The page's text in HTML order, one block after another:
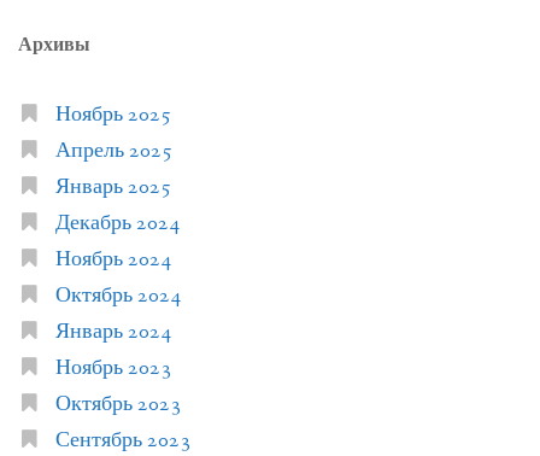
Архивы
Ноябрь 2025
Апрель 2025
Январь 2025
Декабрь 2024
Ноябрь 2024
Октябрь 2024
Январь 2024
Ноябрь 2023
Октябрь 2023
Сентябрь 2023